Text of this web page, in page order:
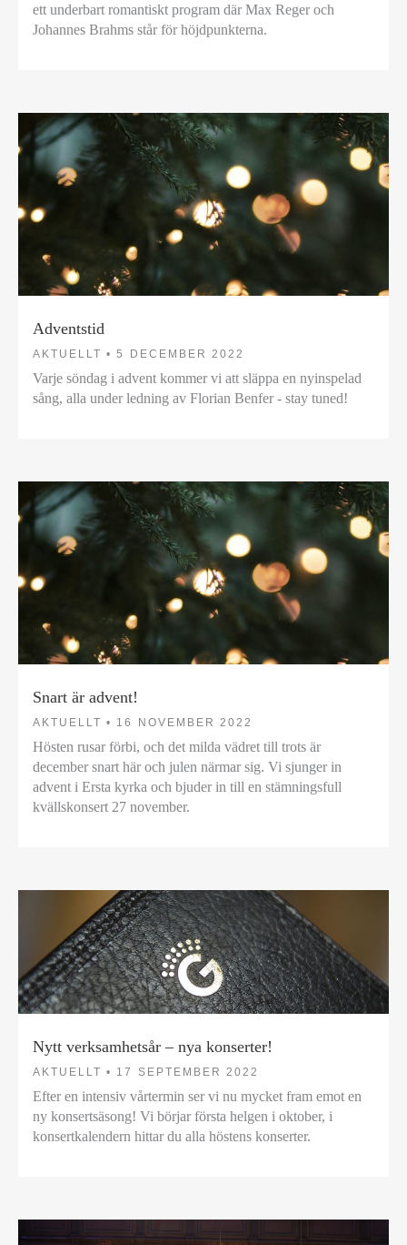
ett underbart romantiskt program där Max Reger och
Johannes Brahms står för höjdpunkterna.
Adventstid
AKTUELLT • 5 DECEMBER 2022
Varje söndag i advent kommer vi att släppa en nyinspelad
sång, alla under ledning av Florian Benfer - stay tuned!
Snart är advent!
AKTUELLT • 16 NOVEMBER 2022
Hösten rusar förbi, och det milda vädret till trots är
december snart här och julen närmar sig. Vi sjunger in
advent i Ersta kyrka och bjuder in till en stämningsfull
kvällskonsert 27 november.
Nytt verksamhetsår – nya konserter!
AKTUELLT • 17 SEPTEMBER 2022
Efter en intensiv vårtermin ser vi nu mycket fram emot en
ny konsertsäsong! Vi börjar första helgen i oktober, i
konsertkalendern hittar du alla höstens konserter.